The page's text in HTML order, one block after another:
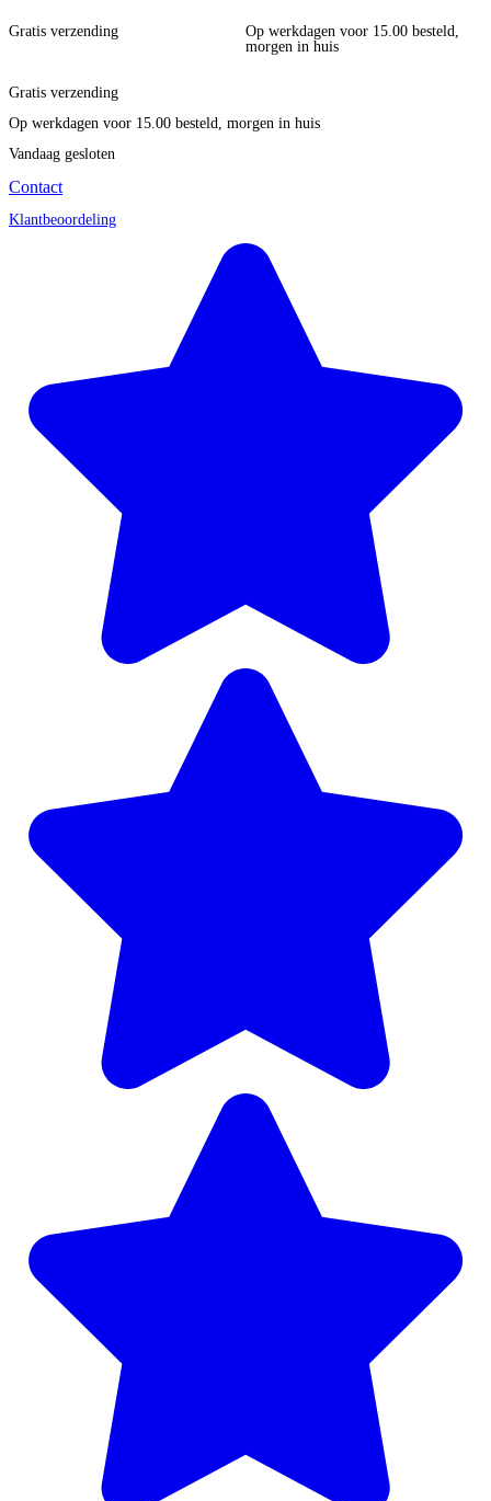
Gratis verzending
Op werkdagen voor 15.00 besteld,
morgen in huis
Gratis verzending
Op werkdagen voor 15.00 besteld, morgen in huis
Vandaag gesloten
Contact
Klantbeoordeling